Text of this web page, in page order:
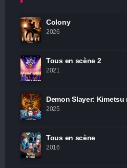
Colony
2026
Tous en scène 2
2021
2025
Tous en scène
2016